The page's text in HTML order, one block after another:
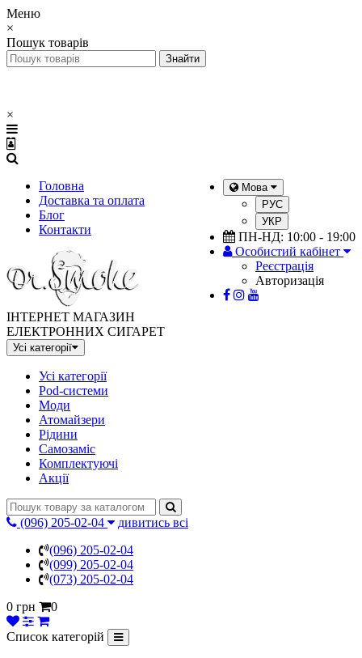
Меню
×
Пошук товарів
×
Головна
Доставка та оплата
Блог
Контакти
Мова
РУС
УКР
ПН-НД: 10:00 - 19:00
Особистий кабінет
Реєстрація
Авторизація
ІНТЕРНЕТ МАГАЗИН
ЕЛЕКТРОННИХ СИГАРЕТ
Усі категорії
Усі категорії
Pod-системи
Моди
Атомайзери
Рідини
Самозаміс
Комплектуючі
Акції
(096) 205-02-04
дивитись всі
(096) 205-02-04
(099) 205-02-04
(073) 205-02-04
0 грн
0
Список категорій